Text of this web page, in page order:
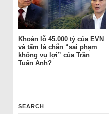
Khoản lỗ 45.000 tỷ của EVN
và tấm lá chắn “sai phạm
không vụ lợi” của Trần
Tuấn Anh?
SEARCH